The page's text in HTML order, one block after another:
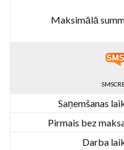
Maksimālā
Saņemšanas
Pirmais bez
Darba